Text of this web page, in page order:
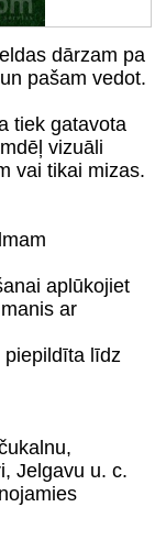
dārzam pa
pašam vedot.
tiek gatavota
vizuāli
vai tikai mizas.
aplūkojiet
ar
piepildīta līdz
Jelgavu u. c.